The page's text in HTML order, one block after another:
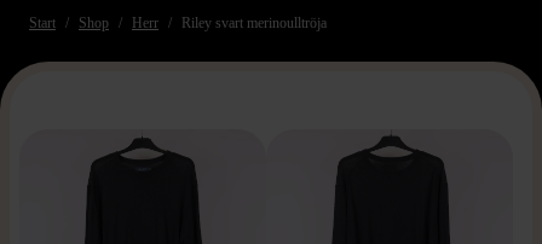
Start Shop Herr Riley svart merinoulltröja